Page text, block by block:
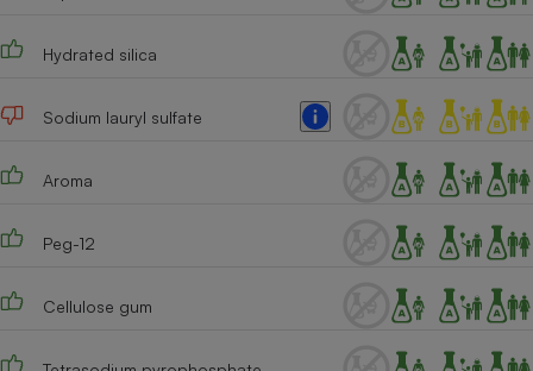
Hydrated silica
Sodium lauryl sulfate
Aroma
Peg-12
Cellulose gum